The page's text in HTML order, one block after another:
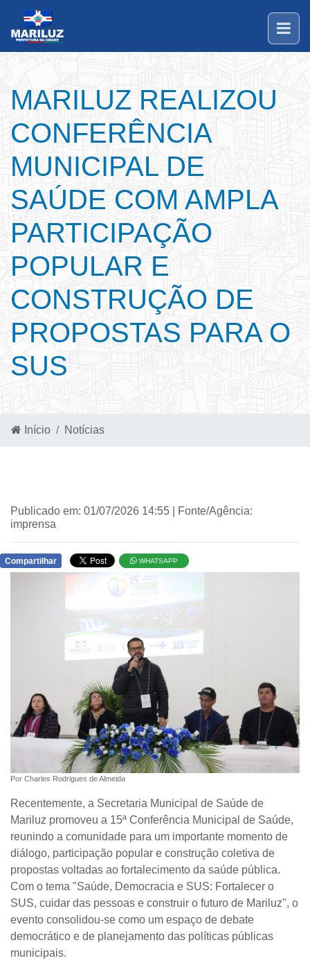
MARILUZ REALIZOU
CONFERÊNCIA
MUNICIPAL DE
SAÚDE COM AMPLA
PARTICIPAÇÃO
POPULAR E
CONSTRUÇÃO DE
PROPOSTAS PARA O
SUS
Início Notícias
Publicado em: 01/07/2026 14:55 | Fonte/Agência:
imprensa
Compartilhar WHATSAPP
Por Charles Rodrigues de Almeida
Recentemente, a Secretaria Municipal de Saúde de
Mariluz promoveu a 15ª Conferência Municipal de Saúde,
reunindo a comunidade para um importante momento de
diálogo, participação popular e construção coletiva de
propostas voltadas ao fortalecimento da saúde pública.
Com o tema "Saúde, Democracia e SUS: Fortalecer o
SUS, cuidar das pessoas e construir o futuro de Mariluz", o
evento consolidou-se como um espaço de debate
democrático e de planejamento das políticas públicas
municipais.